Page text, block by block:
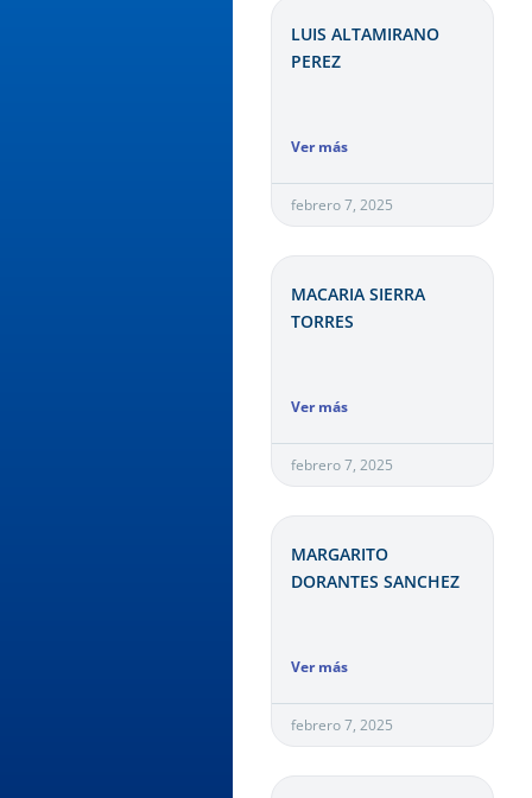
LUIS ALTAMIRANO
PEREZ
Ver más
febrero 7, 2025
MACARIA SIERRA
TORRES
Ver más
febrero 7, 2025
MARGARITO
DORANTES SANCHEZ
Ver más
febrero 7, 2025